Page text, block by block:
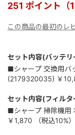
251 ポイント（1
この商品の最初のレ
セット内容(バッテリ
■シャープ 交換用バ
(2179320035) ￥
セット内容(フィルタ
■シャープ 掃除機用
￥1,870
（税込10%）